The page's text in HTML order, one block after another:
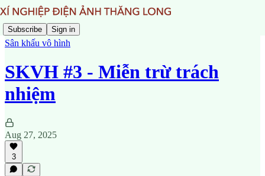
Subscribe Sign in
Sân khấu vô hình
SKVH #3 - Miễn trừ trách
nhiệm
Aug 27, 2025
3